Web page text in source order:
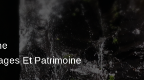
Et Patrimoine